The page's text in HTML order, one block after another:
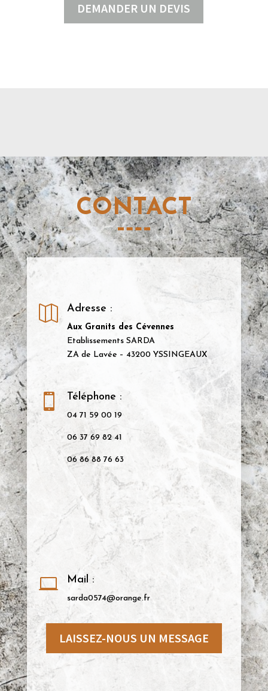
DEMANDER UN DEVIS
CONTACT
 Adresse :
Aux Granits des Cévennes
Etablissements SARDA
ZA de Lavée – 43200 YSSINGEAUX
 Téléphone :
04 71 59 00 19
06 37 69 82 41
06 86 88 76 63
 Mail :
sarda0574@orange.fr
LAISSEZ-NOUS UN MESSAGE